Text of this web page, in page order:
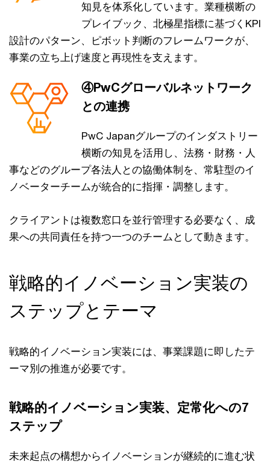
知見を体系化しています。業種横断の
プレイブック、北極星指標に基づくKPI
設計のパターン、ピボット判断のフレームワークが、
事業の立ち上げ速度と再現性を支えます。
④PwCグローバルネットワーク
との連携
PwC Japanグループのインダストリー
横断の知見を活用し、法務・財務・人
事などのグループ各法人との協働体制を、常駐型のイ
ノベーターチームが統合的に指揮・調整します。
クライアントは複数窓口を並行管理する必要なく、成
果への共同責任を持つ一つのチームとして動きます。
戦略的イノベーション実装の
ステップとテーマ
戦略的イノベーション実装には、事業課題に即したテ
ーマ別の推進が必要です。
戦略的イノベーション実装、定常化への7
ステップ
未来起点の構想からイノベーションが継続的に進む状